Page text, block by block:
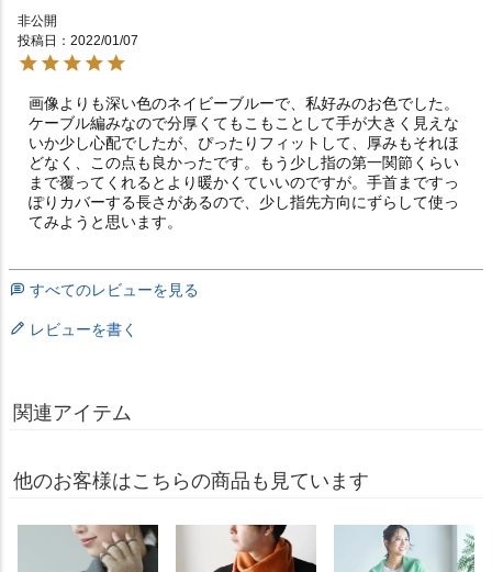
非公開
投稿日
2022/01/07
画像よりも深い色のネイビーブルーで、私好みのお色でした。
ケーブル編みなので分厚くてもこもことして手が大きく見えな
いか少し心配でしたが、ぴったりフィットして、厚みもそれほ
どなく、この点も良かったです。もう少し指の第一関節くらい
まで覆ってくれるとより暖かくていいのですが。手首まですっ
ぽりカバーする長さがあるので、少し指先方向にずらして使っ
てみようと思います。
すべてのレビューを見る
レビューを書く
関連アイテム
他のお客様はこちらの商品も見ています